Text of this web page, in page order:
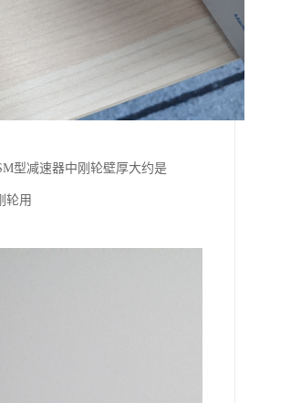
型减速器中刚轮壁厚大约是
轮用